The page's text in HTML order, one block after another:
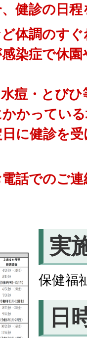
、健診の日
体調のす
染症で休
痘・とび
かってい
日に健診を
話でのご
実
保健福
日